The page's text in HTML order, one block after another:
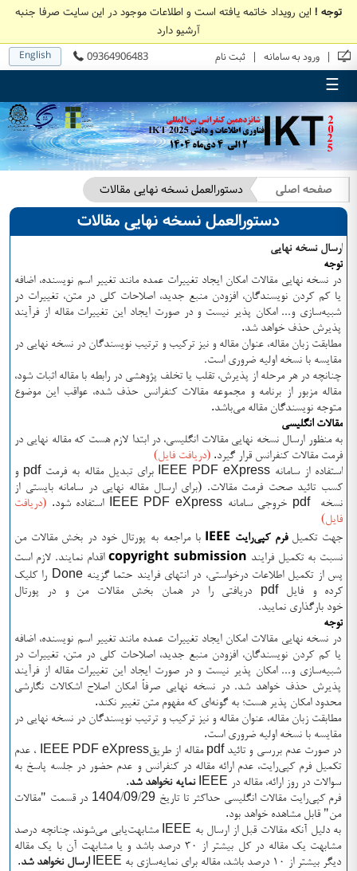
توجه ! این رویداد خاتمه یافته است و اطلاعات موجود در این سایت صرفا جنبه
آرشیو دارد
| ورود به سامانه | ثبت نام 09364906483
English
☰
صفحه اصلی دستورالعمل نسخه نهایی مقالات
دستورالعمل نسخه نهایی مقالات
ارسال نسخه نهایی
توجه
در نسخه نهایی مقالات امکان ایجاد تغییرات عمده مانند تغییر اسم نویسنده، اضافه
یا کم کردن نویسندگان، افزودن منبع جدید، اصلاحات کلی در متن، تغییرات در
شبیه‌سازی و... امکان پذیر نیست و در صورت ایجاد این تغییرات مقاله از فرآیند
پذیرش حذف خواهد شد.
مطابقت زبان مقاله، عنوان مقاله و نیز ترکیب و ترتیب نویسندگان در نسخه نهایی در
مقایسه با نسخه اولیه ضروری است.
چنانچه در هر مرحله از پذیرش، تقلب یا تخلف پژوهشی در رابطه با مقاله‌ اثبات شود،
مقاله مزبور از برنامه و مجموعه مقالات کنفرانس حذف شده، عواقب این موضوع
متوجه نویسندگان مقاله می‌باشد.
مقالات انگلیسی
به منظور ارسال نسخه نهایی مقالات انگلیسی، در ابتدا لازم هست که مقاله نهایی در
فرمت مقالات کنفرانس قرار گیرد. (دریافت فایل)
استفاده از سامانه IEEE PDF eXpressبرای تبدیل مقاله به فرمت pdf و
کسب تائید صحت فرمت مقالات. (برای ارسال مقاله نهایی در سامانه بایستی از
نسخه pdf خروجی سامانه IEEE PDF eXpressاستفاده شود. (دریافت
فایل)
جهت تکمیل فرم کپی‌رایت IEEE با مراجعه به پورتال خود در بخش مقالات من
نسبت به تكميل فرايند copyright submission اقدام نمايند. لازم است
پس از تكميل اطلاعات درخواستي، در انتهاي فرايند حتما گزينه Done را كليك
كرده و
فايل pdf دريافتي
را در همان بخش مقالات من و در پورتال
خود بارگذاري نماييد.
توجه
در نسخه نهایی مقالات امکان ایجاد تغییرات عمده مانند تغییر اسم نویسنده، اضافه
یا کم کردن نویسندگان، افزودن منبع جدید، اصلاحات کلی در متن، تغییرات در
شبیه‌سازی و... امکان پذیر نیست و در صورت ایجاد این تغییرات مقاله از فرآیند
پذیرش حذف خواهد شد. در نسخه نهایی صرفاً امکان اصلاح اشکالات نگارشی
محدود امکان پذیر هست؛ به گونه‌ای که مفهوم متن تغییر نکند.
مطابقت زبان مقاله، عنوان مقاله و نیز ترکیب و ترتیب نویسندگان در نسخه نهایی در
مقایسه با نسخه اولیه ضروری است.
در صورت عدم بررسی و تائید pdfمقاله از طریقIEEE PDF eXpress ، عدم
تکمیل فرم کپی‌رایت، عدم ارائه‌ مقاله در کنفرانس و عدم حضور در جلسه پاسخ به
سوالات در روز ارائه، مقاله در IEEEنمایه نخواهد شد.
فرم کپی‌رایت مقالات انگلیسی حداکثر تا تاریخ 29
/
09
/
1404 در قسمت "مقالات
من" قابل مشاهده خواهد بود.
به دلیل آنکه مقالات قبل از ارسال به IEEEمشابهت‌یابی می‌شوند، چنانچه درصد
مشابهت یک مقاله در کل بیشتر از
۳۰ درصد
باشد و یا مشابهت آن با یک مقاله
دیگر بیشتر از
۱۰ درصد باشد، مقاله برای نمایه‌سازی به IEEEارسال نخواهد شد.